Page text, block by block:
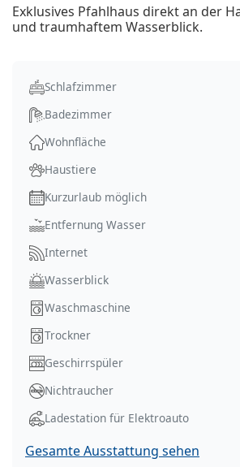
Exklusives Pfahlhaus direkt an der
und traumhaftem Wasserblick.
Schlafzimmer
Badezimmer
Wohnfläche
Haustiere
Kurzurlaub möglich
Entfernung Wasser
Internet
Wasserblick
Waschmaschine
Trockner
Geschirrspüler
Nichtraucher
Ladestation für Elektroauto
Gesamte Ausstattung sehen